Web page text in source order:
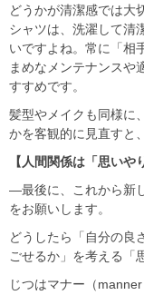
どうかが清潔感では大
シャツは、洗濯して清
いですよね。常に「相
まめなメンテナンスや
すすめです。
髪型やメイクも同様に
かを客観的に見直すと
【人間関係は「思いや
―最後に、これから新
をお願いします。
どうしたら「自分の良
ごせるか」を考える「
じつはマナー（